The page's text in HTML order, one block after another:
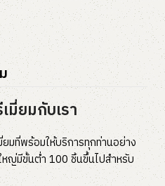
มี่ยมกับเรา
ยมที่พร้อมให้บริการทุกท่านอย่าง
ญ่มีขั้นต่ำ 100 ชิ้นขึ้นไปสำหรับ